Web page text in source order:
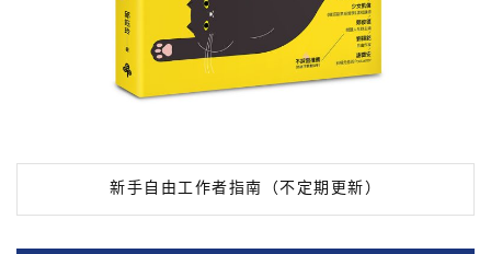
新手自由工作者指南（不定期更新）